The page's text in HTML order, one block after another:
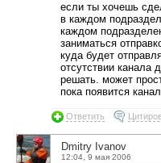
если ты хочешь
в каждом
каждом
заниматься
куда будет
отсутствии канала
решать. может
пока появится
Ответить
Dmitry Ivanov
12:04, 9 мая 2006